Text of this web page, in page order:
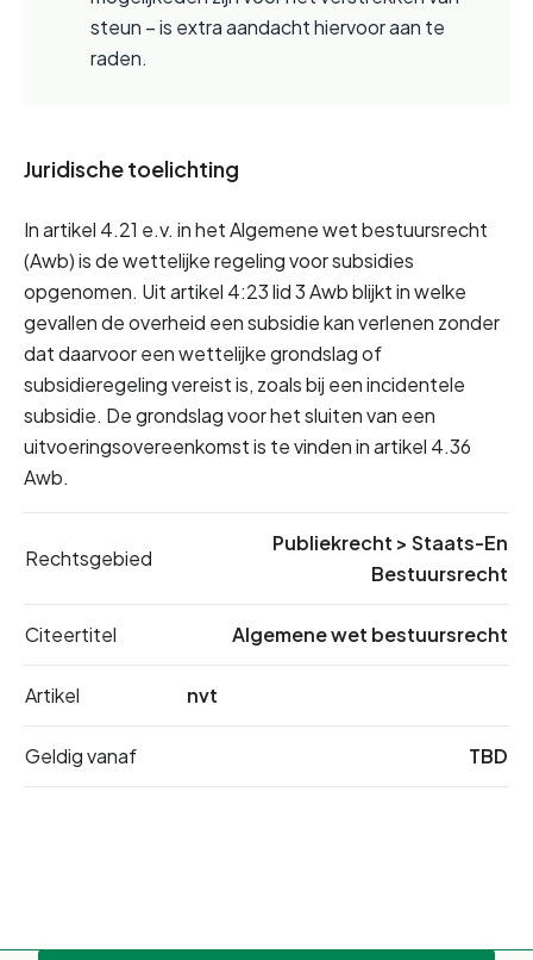
steun – is extra aandacht hiervoor aan te
raden.
Juridische toelichting
In artikel 4.21 e.v. in het Algemene wet bestuursrecht
(Awb) is de wettelijke regeling voor subsidies
opgenomen. Uit artikel 4:23 lid 3 Awb blijkt in welke
gevallen de overheid een subsidie kan verlenen zonder
dat daarvoor een wettelijke grondslag of
subsidieregeling vereist is, zoals bij een incidentele
subsidie. De grondslag voor het sluiten van een
uitvoeringsovereenkomst is te vinden in artikel 4.36
Awb.
Rechtsgebied
Publiekrecht > Staats-En
Bestuursrecht
Citeertitel Algemene wet bestuursrecht
Artikel nvt
Geldig vanaf TBD